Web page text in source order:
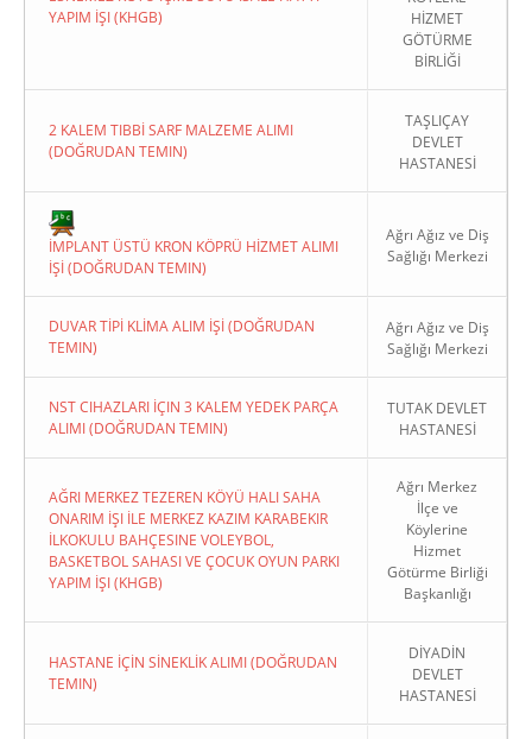
YAPIM İŞI (KHGB)
HİZMET
GÖTÜRME
BİRLİĞİ
2 KALEM TIBBİ SARF MALZEME ALIMI
(DOĞRUDAN TEMIN)
TAŞLIÇAY
DEVLET
HASTANESİ
İMPLANT ÜSTÜ KRON KÖPRÜ HİZMET ALIMI
İŞİ (DOĞRUDAN TEMIN)
Ağrı Ağız ve Diş
Sağlığı Merkezi
DUVAR TİPİ KLİMA ALIM İŞİ (DOĞRUDAN
TEMIN)
Ağrı Ağız ve Diş
Sağlığı Merkezi
NST CIHAZLARI İÇIN 3 KALEM YEDEK PARÇA
ALIMI (DOĞRUDAN TEMIN)
TUTAK DEVLET
HASTANESİ
AĞRI MERKEZ TEZEREN KÖYÜ HALI SAHA
ONARIM İŞI İLE MERKEZ KAZIM KARABEKIR
İLKOKULU BAHÇESINE VOLEYBOL,
BASKETBOL SAHASI VE ÇOCUK OYUN PARKI
YAPIM İŞI (KHGB)
Ağrı Merkez
İlçe ve
Köylerine
Hizmet
Götürme Birliği
Başkanlığı
HASTANE İÇİN SİNEKLİK ALIMI (DOĞRUDAN
TEMIN)
DİYADİN
DEVLET
HASTANESİ